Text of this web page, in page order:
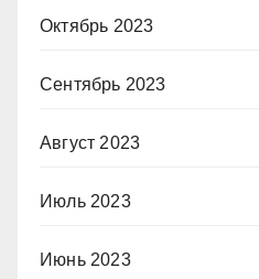
Октябрь 2023
Сентябрь 2023
Август 2023
Июль 2023
Июнь 2023